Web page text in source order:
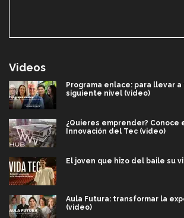
Videos
Programa enlace: para llevar
siguiente nivel (video)
¿Quieres emprender? Conoce
Innovación del Tec (video)
El joven que hizo del baile su
Aula Futura: transformar la
(video)